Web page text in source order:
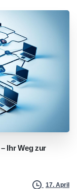
– Ihr Weg zur
17. April